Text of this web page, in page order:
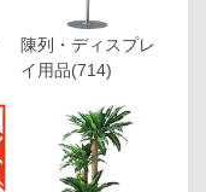
陳列・ディスプレ
イ用品(714)